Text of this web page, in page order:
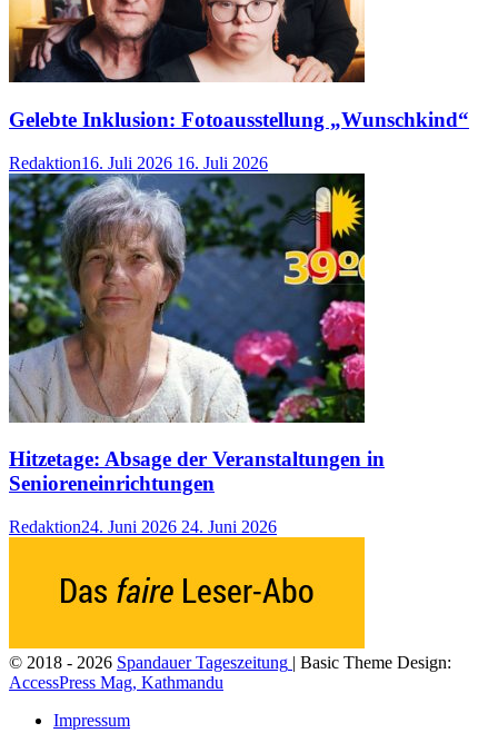
Gelebte Inklusion: Fotoausstellung „Wunschkind“
Redaktion16. Juli 2026 16. Juli 2026
Hitzetage: Absage der Veranstaltungen in
Senioreneinrichtungen
Redaktion24. Juni 2026 24. Juni 2026
© 2018 - 2026 Spandauer Tageszeitung | Basic Theme Design:
AccessPress Mag, Kathmandu
Impressum